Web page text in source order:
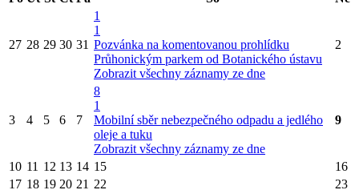
27 28 29 30 31
1
1
Pozvánka na komentovanou prohlídku
Průhonickým parkem od Botanického ústavu
Zobrazit všechny záznamy ze dne
2
3 4 5 6 7
8
1
Mobilní sběr nebezpečného odpadu a jedlého
oleje a tuku
Zobrazit všechny záznamy ze dne
9
10 11 12 13 14 15
16
17 18 19 20 21 22
23